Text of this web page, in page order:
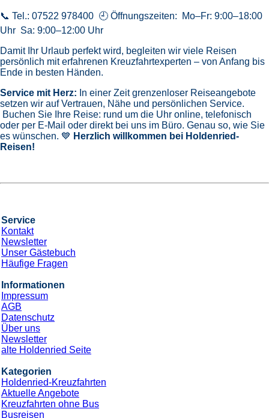
📞 Tel.: 07522 978400 🕘 Öffnungszeiten: Mo–Fr: 9:00–18:00
Uhr Sa: 9:00–12:00 Uhr
Damit Ihr Urlaub perfekt wird, begleiten wir viele Reisen
persönlich mit erfahrenen Kreuzfahrtexperten – von Anfang bis
Ende in besten Händen.
Service mit Herz: In einer Zeit grenzenloser Reiseangebote
setzen wir auf Vertrauen, Nähe und persönlichen Service.
Buchen Sie Ihre Reise: rund um die Uhr online, telefonisch
oder per E-Mail oder direkt bei uns im Büro. Genau so, wie Sie
es wünschen. 💙 Herzlich willkommen bei Holdenried-
Reisen!
Service
Kontakt
Newsletter
Unser Gästebuch
Häufige Fragen
Informationen
Impressum
AGB
Datenschutz
Über uns
Newsletter
alte Holdenried Seite
Kategorien
Holdenried-Kreuzfahrten
Aktuelle Angebote
Kreuzfahrten ohne Bus
Busreisen